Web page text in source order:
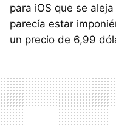
para iOS que se
parecía estar
un precio de 6,99